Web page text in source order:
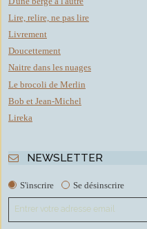
Lire, relire, ne pas lire
Livrement
Doucettement
Naitre dans les nuages
Le brocoli de Merlin
Bob et Jean-Michel
Lireka
NEWSLETTER
S'inscrire Se désinscrire